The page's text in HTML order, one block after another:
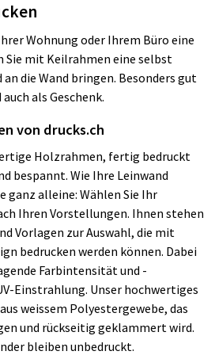
Wohnung oder Ihrem Büro eine
Sie mit Keilrahmen eine selbst
die Wand bringen. Besonders gut
als Geschenk.
von drucks.ch
Holzrahmen, fertig bedruckt
bespannt. Wie Ihre Leinwand
ganz alleine: Wählen Sie Ihr
Ihren Vorstellungen. Ihnen stehen
Vorlagen zur Auswahl, die mit
bedrucken werden können. Dabei
Farbintensität und -
Einstrahlung. Unser hochwertiges
weissem Polyestergewebe, das
und rückseitig geklammert wird.
bleiben unbedruckt.